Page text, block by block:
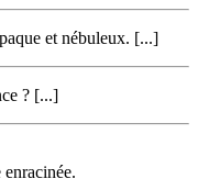
et nébuleux. [...]
? [...]